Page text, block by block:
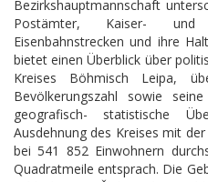
Bezirkshauptmannschaft
Postämter, Kaiser- und
Eisenbahnstrecken und ihre
bietet einen Überblick über
Kreises Böhmisch Leipa,
Bevölkerungszahl sowie
geografisch- statistische
Ausdehnung des Kreises mit
bei 541 852 Einwohnern
Quadratmeile entsprach. Die